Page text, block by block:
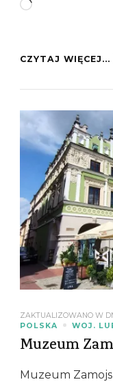
Wczytywanie…
CZYTAJ WIĘCEJ...
ZAKTUALIZOWANO W
POLSKA
WOJ.
Muzeum
Muzeum